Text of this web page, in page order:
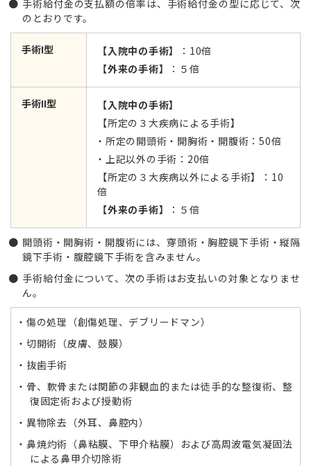
手術給付金の支払額の倍率は、手術給付金の型に応じて、次
のとおりです。
手術I型 【入院中の手術】
：10倍
【外来の手術】
：５倍
手術II型
【入院中の手術】
【所定の３大疾病による手術】
所定の開頭術・開胸術・開腹術：50倍
上記以外の手術：20倍
【所定の３大疾病以外による手術】：10
倍
【外来の手術】
：５倍
開頭術・開胸術・開腹術には、穿頭術・胸腔鏡下手術・縦隔
鏡下手術・腹腔鏡下手術を含みません。
手術給付金について、次の手術はお支払いの対象となりませ
ん。
傷の処理（創傷処理、デブリードマン）
切開術（皮膚、鼓膜）
抜歯手術
骨、軟骨または関節の非観血的または徒手的な整復術、整
復固定術および授動術
異物除去（外耳、鼻腔内）
鼻焼灼術（鼻粘膜、下甲介粘膜）および高周波電気凝固法
による鼻甲介切除術